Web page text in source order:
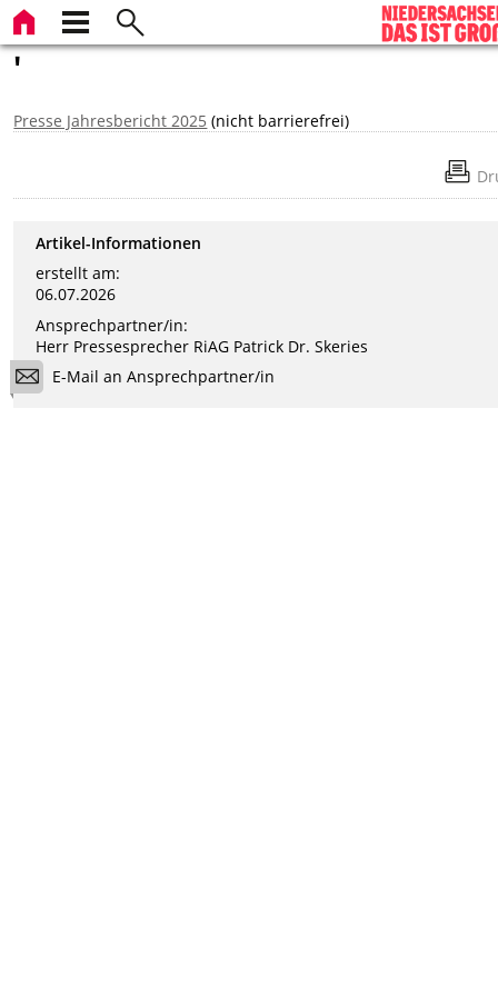
'
Presse Jahresbericht 2025 (nicht barrierefrei)
Artikel-Informationen
erstellt am:
06.07.2026
Ansprechpartner/in:
Herr Pressesprecher RiAG Patrick Dr. Skeries
E-Mail an Ansprechpartner/in